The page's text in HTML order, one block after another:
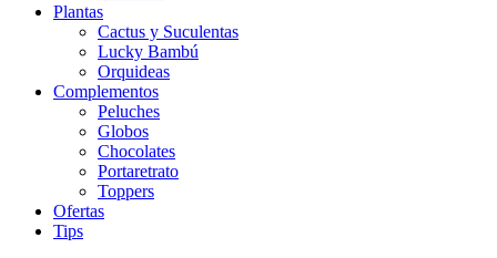
Plantas
Cactus y Suculentas
Lucky Bambú
Orquideas
Complementos
Peluches
Globos
Chocolates
Portaretrato
Toppers
Ofertas
Tips